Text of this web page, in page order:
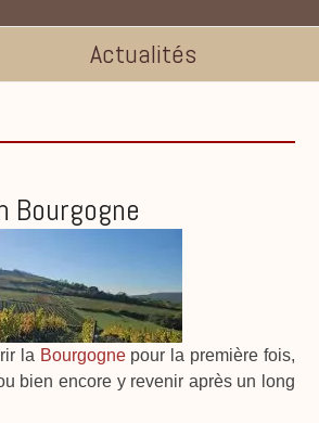
Actualités
Bourgogne
la Bourgognepour la première fois,
bien encore y revenir après un long